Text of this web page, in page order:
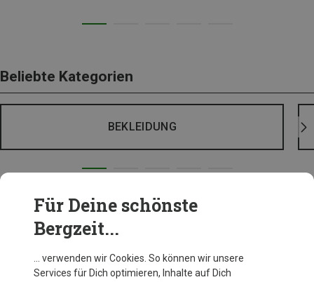
Beliebte Kategorien
BEKLEIDUNG
Für Deine schönste
Bergzeit...
… verwenden wir Cookies. So können wir unsere
Services für Dich optimieren, Inhalte auf Dich